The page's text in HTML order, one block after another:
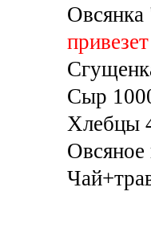
Сыр
Хлебцы